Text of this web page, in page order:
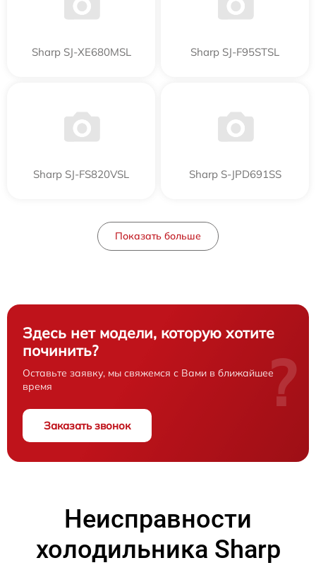
Sharp SJ-XE680MSL Sharp SJ-F95STSL
Sharp SJ-FS820VSL Sharp S-JPD691SS
Показать больше
Здесь нет модели, которую хотите
починить?
Оставьте заявку, мы свяжемся с Вами в ближайшее
время
Заказать звонок
?
Неисправности
холодильника Sharp